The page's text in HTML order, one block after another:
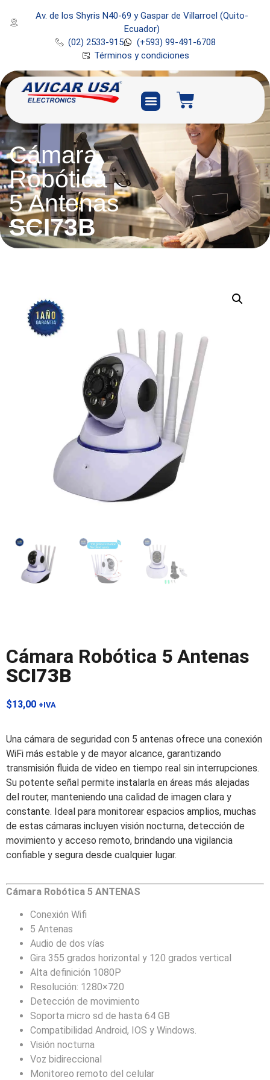
Av. de los Shyris N40-69 y Gaspar de Villarroel (Quito-
Ecuador)
(02) 2533-915
(+593) 99-491-6708
Términos y condiciones
Cámara
Robótica
5 Antenas
SCI73B
Cámara Robótica 5 Antenas
SCI73B
$13,00 +IVA
Una cámara de seguridad con 5 antenas ofrece una conexión
WiFi más estable y de mayor alcance, garantizando
transmisión fluida de video en tiempo real sin interrupciones.
Su potente señal permite instalarla en áreas más alejadas
del router, manteniendo una calidad de imagen clara y
constante. Ideal para monitorear espacios amplios, muchas
de estas cámaras incluyen visión nocturna, detección de
movimiento y acceso remoto, brindando una vigilancia
confiable y segura desde cualquier lugar.
Cámara Robótica 5 ANTENAS
Conexión Wifi
5 Antenas
Audio de dos vías
Gira 355 grados horizontal y 120 grados vertical
Alta definición 1080P
Resolución: 1280×720
Detección de movimiento
Soporta micro sd de hasta 64 GB
Compatibilidad Android, IOS y Windows.
Visión nocturna
Voz bidireccional
Monitoreo remoto del celular